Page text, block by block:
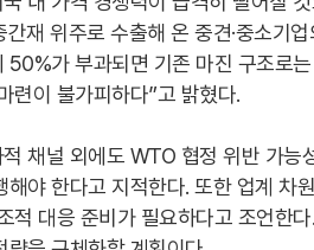
재 위주로 수출해 온 중견·중소기
가 부과되면 기존 마진 구조로
련이 불가피하다”고 밝혔다.
채널 외에도 WTO 협정 위반 가능
야 한다고 지적한다. 또한 업계 차
대응 준비가 필요하다고 조언한